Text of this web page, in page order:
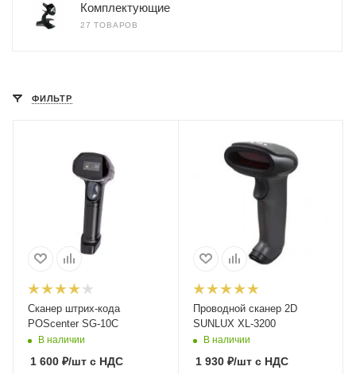
Комплектующие
27 ТОВАРОВ
ФИЛЬТР
Сканер штрих-кода
POScenter SG-10C
В наличии
1 600 ₽/шт с НДС
Проводной сканер 2D
SUNLUX XL-3200
В наличии
1 930₽/штс НДС